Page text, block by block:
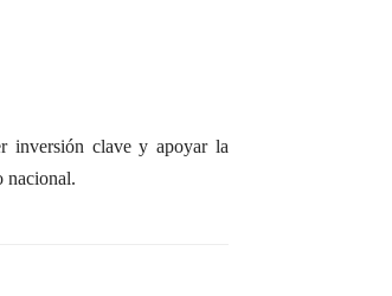
inversión clave y apoyar la
nacional.